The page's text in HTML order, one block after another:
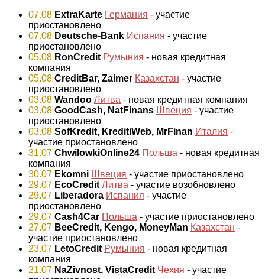
07.08 ExtraKarte Германия - участие
приостановлено
07.08 Deutsche-Bank Испания - участие
приостановлено
05.08 RonCredit Румыния - новая кредитная
компания
05.08 CreditBar, Zaimer Казахстан - участие
приостановлено
03.08 Wandoo Литва - новая кредитная компания
03.08 GoodCash, NatFinans Швеция - участие
приостановлено
03.08 SofKredit, KreditiWeb, MrFinan Италия -
участие приостановлено
31.07 ChwilowkiOnline24 Польша - новая кредитная
компания
30.07 Ekomni Швеция - участие приостановлено
29.07 EcoCredit Литва - участие возобновлено
29.07 Liberadora Испания - участие
приостановлено
29.07 Cash4Car Польша - участие приостановлено
27.07 BeeCredit, Kengo, MoneyMan Казахстан -
участие приостановлено
23.07 LetoCredit Румыния - новая кредитная
компания
21.07 NaZivnost, VistaCredit Чехия - участие